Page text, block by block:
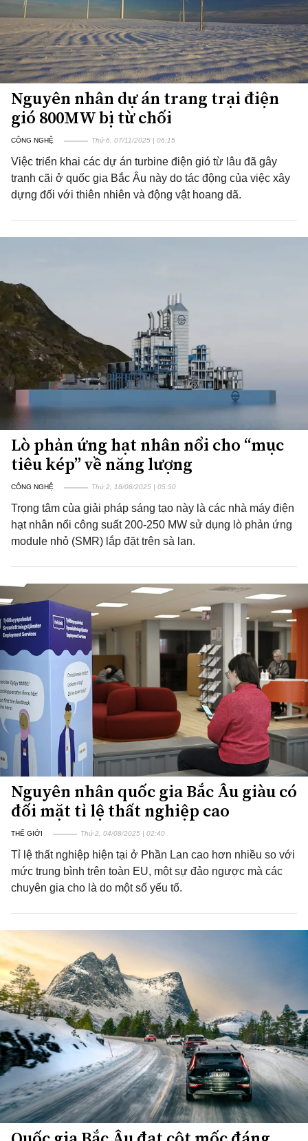
Nguyên nhân dự án trang trại điện
gió 800MW bị từ chối
CÔNG NGHỆ Thứ 6, 07/11/2025 | 06:15
Việc triển khai các dự án turbine điện gió từ lâu đã gây
tranh cãi ở quốc gia Bắc Âu này do tác động của việc xây
dựng đối với thiên nhiên và động vật hoang dã.
Lò phản ứng hạt nhân nổi cho “mục
tiêu kép” về năng lượng
CÔNG NGHỆ Thứ 2, 18/08/2025 | 05:50
Trọng tâm của giải pháp sáng tạo này là các nhà máy điện
hạt nhân nổi công suất 200-250 MW sử dụng lò phản ứng
module nhỏ (SMR) lắp đặt trên sà lan.
Nguyên nhân quốc gia Bắc Âu giàu có
đối mặt tỉ lệ thất nghiệp cao
THẾ GIỚI Thứ 2, 04/08/2025 | 02:40
Tỉ lệ thất nghiệp hiện tại ở Phần Lan cao hơn nhiều so với
mức trung bình trên toàn EU, một sự đảo ngược mà các
chuyên gia cho là do một số yếu tố.